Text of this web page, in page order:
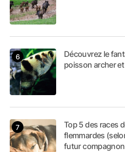
Découvrez le
poisson archer
Top 5 des races
flemmardes
futur